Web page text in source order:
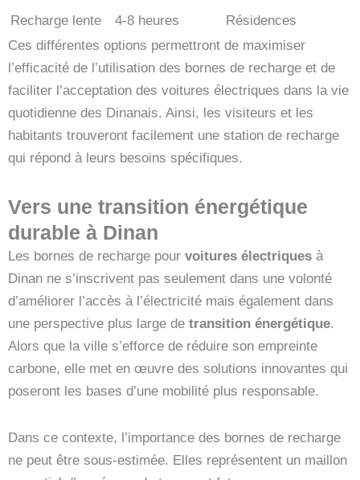
Recharge lente 4-8 heures
Résidences
Ces différentes options permettront de maximiser
l’efficacité de l’utilisation des bornes de recharge et de
faciliter l’acceptation des voitures électriques dans la vie
quotidienne des Dinanais. Ainsi, les visiteurs et les
habitants trouveront facilement une station de recharge
qui répond à leurs besoins spécifiques.
Vers une transition énergétique
durable à Dinan
Les bornes de recharge pour voitures électriques à
Dinan ne s’inscrivent pas seulement dans une volonté
d’améliorer l’accès à l’électricité mais également dans
une perspective plus large de transition énergétique.
Alors que la ville s’efforce de réduire son empreinte
carbone, elle met en œuvre des solutions innovantes qui
poseront les bases d’une mobilité plus responsable.
Dans ce contexte, l’importance des bornes de recharge
ne peut être sous-estimée. Elles représentent un maillon